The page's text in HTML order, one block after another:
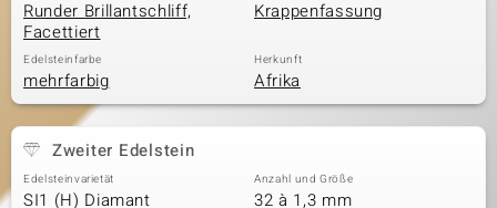
Runder Brillantschliff,
Facettiert
Krappenfassung
Edelsteinfarbe
mehrfarbig
Herkunft
Afrika
Zweiter Edelstein
Edelsteinvarietät
SI1 (H) Diamant
Anzahl und Größe
32 à 1,3 mm